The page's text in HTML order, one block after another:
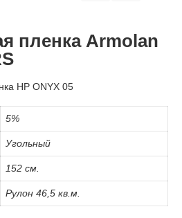
пленка Armolan
HP ONYX 05
5%
Угольный
152 см.
Рулон 46,5 кв.м.